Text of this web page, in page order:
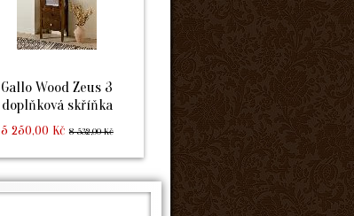
Gallo Wood Zeus 3
doplňková skříňka
5 250,00 Kč 8 532,00 Kč